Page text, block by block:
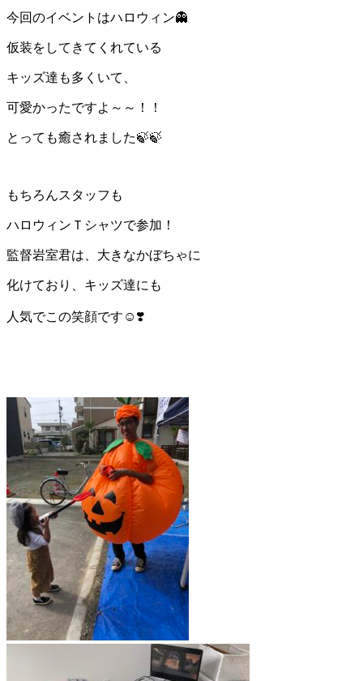
今回のイベントはハロウィン👻
仮装をしてきてくれている
キッズ達も多くいて、
可愛かったですよ～～！！
とっても癒されました🍃🍃
もちろんスタッフも
ハロウィンＴシャツで参加！
監督岩室君は、大きなかぼちゃに
化けており、キッズ達にも
人気でこの笑顔です☺️❣️